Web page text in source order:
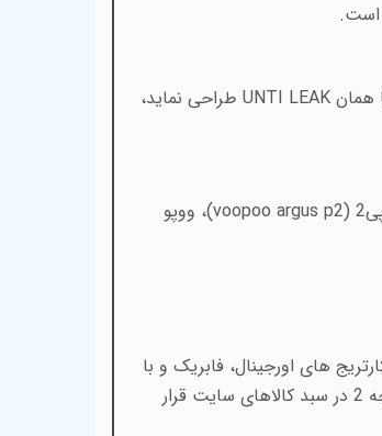
است.
همان UNTI LEAK طراحی نماید،
(
voopoo argus p2)، ووپو
های اورجینال، فابریک و با
کیفیت در سایت آریواویپ با بهترین قیمت و پایین ترین حاشیه سود به فروش میرسد و به هیچ عنوان محصولات فیک و بی کیفیت و درجه 2 در سبد کالاهای سایت قرار